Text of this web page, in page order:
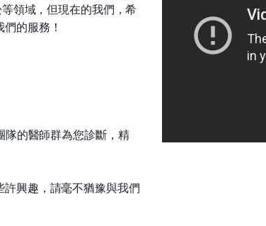
領域，但現在的我們，希
的服務！
隊的醫師群為您診斷，精
興趣，請毫不猶豫與我們